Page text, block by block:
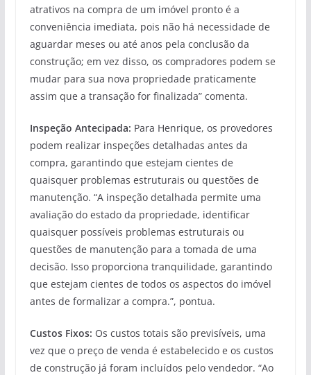
atrativos na compra de um imóvel pronto é a
conveniência imediata, pois não há necessidade de
aguardar meses ou até anos pela conclusão da
construção; em vez disso, os compradores podem se
mudar para sua nova propriedade praticamente
assim que a transação for finalizada” comenta.
Inspeção Antecipada: Para Henrique, os provedores
podem realizar inspeções detalhadas antes da
compra, garantindo que estejam cientes de
quaisquer problemas estruturais ou questões de
manutenção. “A inspeção detalhada permite uma
avaliação do estado da propriedade, identificar
quaisquer possíveis problemas estruturais ou
questões de manutenção para a tomada de uma
decisão. Isso proporciona tranquilidade, garantindo
que estejam cientes de todos os aspectos do imóvel
antes de formalizar a compra.”, pontua.
Custos Fixos: Os custos totais são previsíveis, uma
vez que o preço de venda é estabelecido e os custos
de construção já foram incluídos pelo vendedor. “Ao